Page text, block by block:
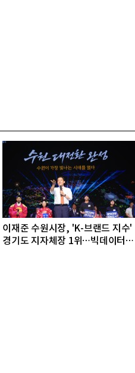
이재준 수원시장, 'K-브랜드 지수'
경기도 지자체장 1위…빅데이터가